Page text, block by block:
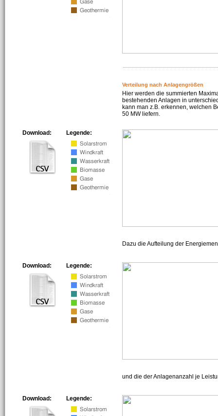
Verteilung nach Anlagengrößen
Hier werden die summierten
bestehenden Anlagen in
kann man z.B. erkennen, welchen
50 MW liefern.
Legende:
Download:
Dazu die Aufteilung der
Legende:
Download:
und die der Anlagenanzahl je
Legende:
Download: